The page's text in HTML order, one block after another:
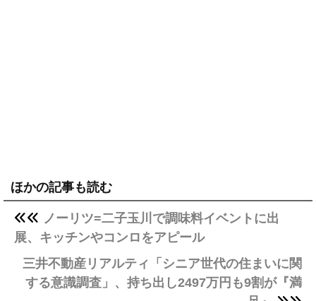
ほかの記事も読む
ノーリツ=二子玉川で調味料イベントに出
展、キッチンやコンロをアピール
三井不動産リアルティ「シニア世代の住まいに関
する意識調査」、持ち出し2497万円も9割が『満